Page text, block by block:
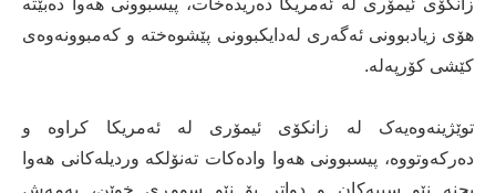
زانکۆی ئیمۆری لە ئەمریکا دەریدەخات، پیسبوونی هەوا دەبێتە
هۆی زیادبوونی ئەگەری لەدایکبوونی پێشوەختە و کەمبوونەوەی
کێشی کۆرپەلە.
توێژینەوەیەک لە زانکۆی ئیمۆری لە ئەمریکا کراوە و
دەرکەوتووە، پیسبوونی هەوا وادەکات تەنۆلکە وردیلەکانی هەوا